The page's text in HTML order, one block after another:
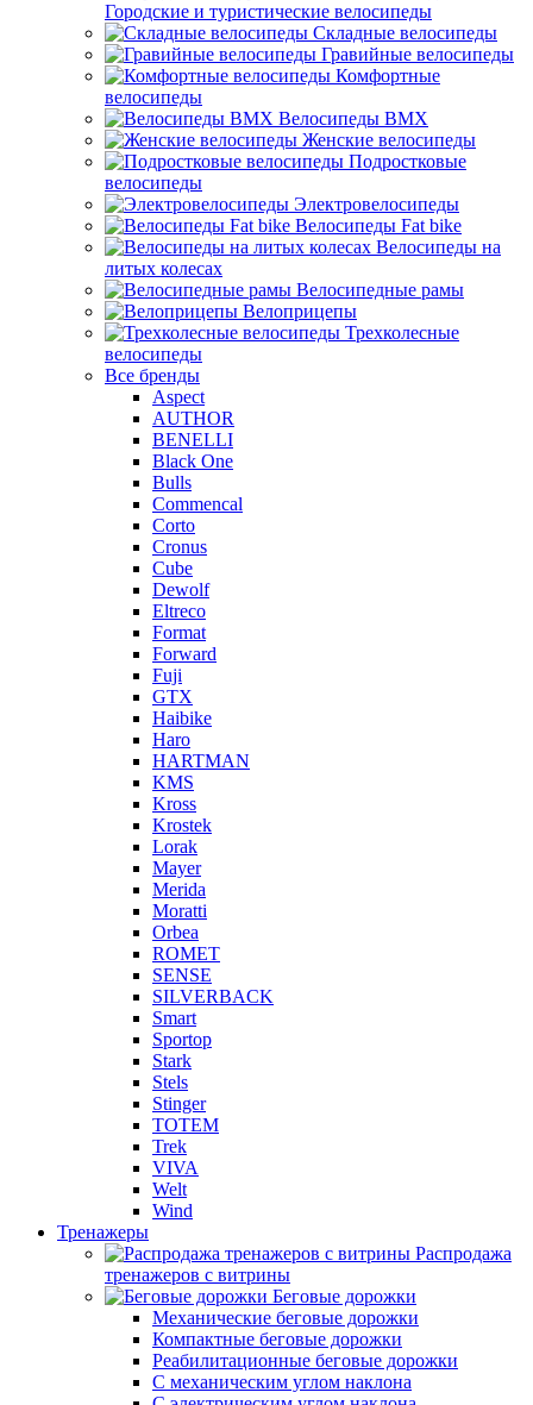
Городские и туристические велосипеды
Складные велосипеды
Гравийные велосипеды
Комфортные
велосипеды
Велосипеды BMX
Женские велосипеды
Подростковые
велосипеды
Электровелосипеды
Велосипеды Fat bike
Велосипеды на
литых колесах
Велосипедные рамы
Велоприцепы
Трехколесные
велосипеды
Все бренды
Aspect
AUTHOR
BENELLI
Black One
Bulls
Commencal
Corto
Cronus
Cube
Dewolf
Eltreco
Format
Forward
Fuji
GTX
Haibike
Haro
HARTMAN
KMS
Kross
Krostek
Lorak
Mayer
Merida
Moratti
Orbea
ROMET
SENSE
SILVERBACK
Smart
Sportop
Stark
Stels
Stinger
TOTEM
Trek
VIVA
Welt
Wind
Тренажеры
Распродажа
тренажеров с витрины
Беговые дорожки
Механические беговые дорожки
Компактные беговые дорожки
Реабилитационные беговые дорожки
С механическим углом наклона